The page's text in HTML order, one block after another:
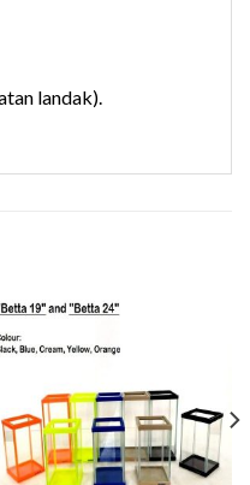
landak).